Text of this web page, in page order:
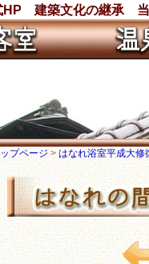
HP 建築文化の継承
ップページ> はなれ浴室平成大修